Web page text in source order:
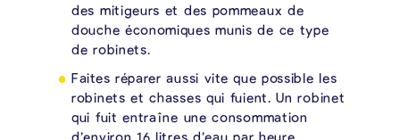
des mitigeurs et des pommeaux de
douche économiques munis de ce type
de robinets.
Faites réparer aussi vite que possible les
robinets et chasses qui fuient. Un robinet
qui fuit entraîne une consommation
d’environ 16 litres d’eau par heure